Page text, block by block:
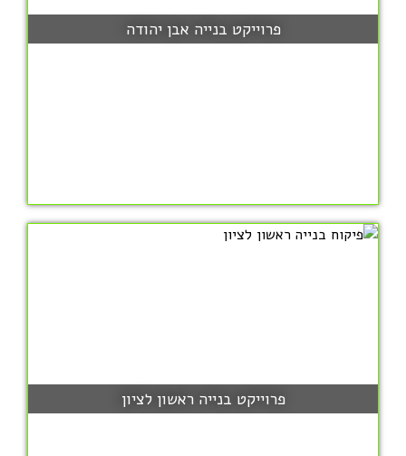
פרוייקט בנייה אבן יהודה
פרוייקט בנייה ראשון לציון